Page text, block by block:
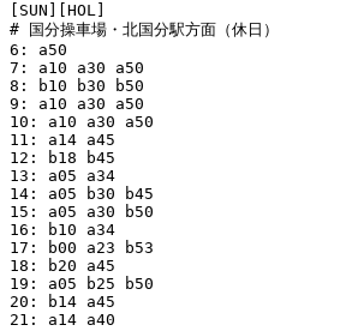
[SUN][HOL]
# 国分操車場・北国分駅方面（休日）
6: a50
7: a10 a30 a50
8: b10 b30 b50
9: a10 a30 a50
10: a10 a30 a50
11: a14 a45
12: b18 b45
13: a05 a34
14: a05 b30 b45
15: a05 a30 b50
16: b10 a34
17: b00 a23 b53
18: b20 a45
19: a05 b25 b50
20: b14 a45
21: a14 a40